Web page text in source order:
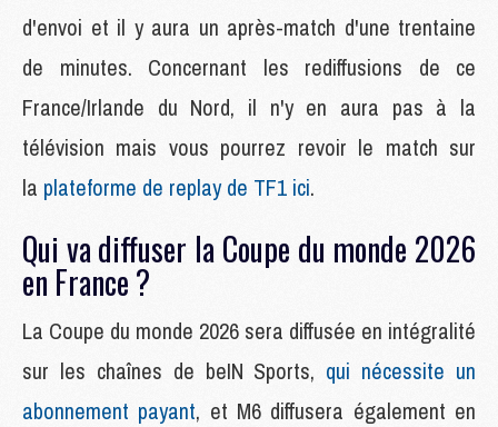
d'envoi et il y aura un après-match d'une trentaine
de minutes. Concernant les rediffusions de ce
France/Irlande du Nord, il n'y en aura pas à la
télévision mais vous pourrez revoir le match sur
la plateforme de replay de TF1 ici.
Qui va diffuser la Coupe du monde 2026
en France ?
La Coupe du monde 2026 sera diffusée en intégralité
sur les chaînes de beIN Sports, qui nécessite un
abonnement payant, et M6 diffusera également en